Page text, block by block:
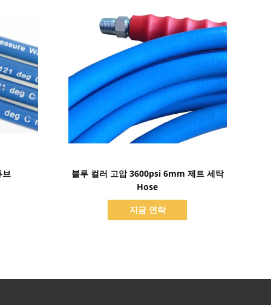
브
블루 컬러 고압 3600psi 6mm 제트 세탁
Hose
지금 연락